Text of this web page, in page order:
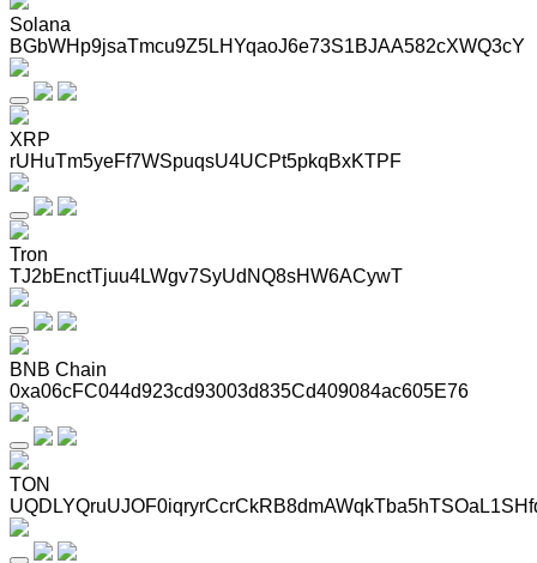
Solana
BGbWHp9jsaTmcu9Z5LHYqaoJ6e73S1BJAA582cXWQ3cY
XRP
rUHuTm5yeFf7WSpuqsU4UCPt5pkqBxKTPF
Tron
TJ2bEnctTjuu4LWgv7SyUdNQ8sHW6ACywT
BNB Chain
0xa06cFC044d923cd93003d835Cd409084ac605E76
TON